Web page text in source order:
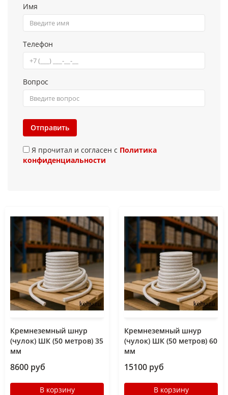
Имя
Телефон
Вопрос
Отправить
Я прочитал и согласен с Политика
конфиденциальности
Кремнеземный шнур
(чулок) ШК (50 метров) 35
мм
8600 руб
В корзину
Кремнеземный шнур
(чулок) ШК (50 метров) 60
мм
15100 руб
В корзину